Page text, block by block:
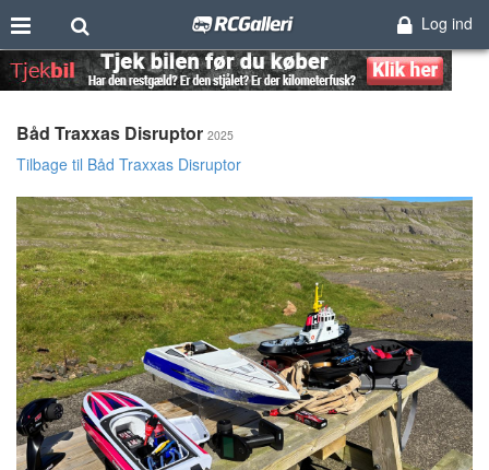
Log ind
Båd Traxxas Disruptor 2025
Tilbage til Båd Traxxas Disruptor